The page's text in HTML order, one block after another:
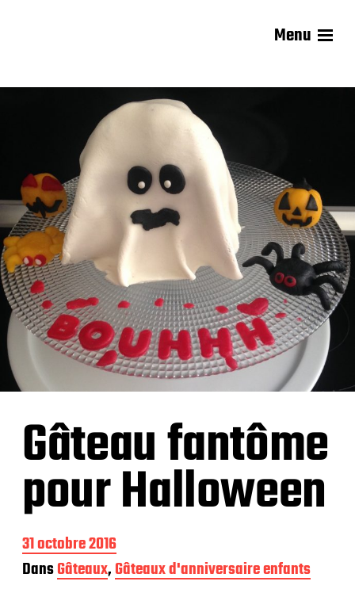
Menu
Gâteau fantôme
pour Halloween
D
a
t
31 octobre 2016
DansGâteaux,Gâteaux d'anniversaire enfants